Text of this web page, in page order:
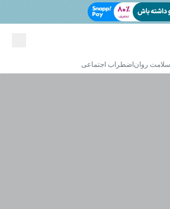
سلامت روان اضطراب اجتماعی